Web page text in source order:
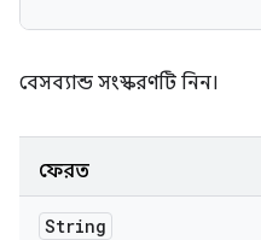
বেসব্যান্ড সংস্করণটি নিন।
ফেরত
String